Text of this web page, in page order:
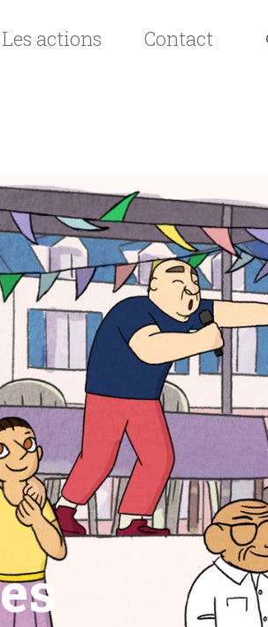
Les actions Contact